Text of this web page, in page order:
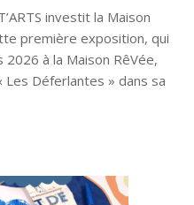
investit la Maison
première exposition, qui
à la Maison RêVée,
Les Déferlantes » dans sa